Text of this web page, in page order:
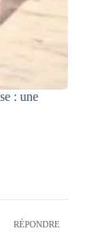
: une
RÉPONDRE